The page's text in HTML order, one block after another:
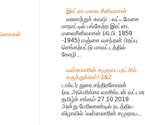
இரட்டைமலை சீனிவாசன்
வரலாற்றுச் சுவடு : வட்டமேசை
மாநாட்டில் பங்கேற்ற இரட்டை
மலைசீனிவாசன் (கி.பி. 1859
-1945) மஞ்சை வசந்தன் பிறப்பு
செங்கற்பட்டு மாவட்டத்தில்
கோழி...
வள்ளலாரின் சமுதாய புரட்சிக்
கருத்துக்கள்! 1&2
டாக்டர் துரை.சந்திரசேகரன்
(வடஅமெரிக்கா வாசிங்டன் வட்டார
தமிழ்ச் சங்கம் 27.10.2019
அன்று மேரிலாண்டில் நடத்திய
விழாவில் 'வள்ளலாரின் சமுதாய...